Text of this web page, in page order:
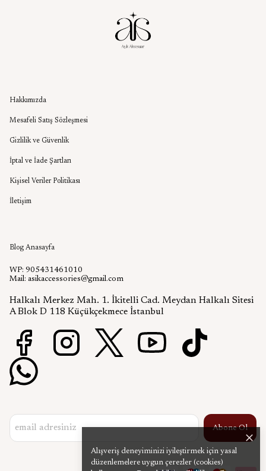
Alışveriş deneyiminizi iyileştirmek için yasal
düzenlemelere uygun çerezler (cookies)
Hakkımızda
Mesafeli Satış Sözleşmesi
Gizlilik ve Güvenlik
İptal ve İade Şartları
Kişisel Veriler Politikası
İletişim
Blog Anasayfa
WP: 905431461010
Mail: asikaccessories@gmail.com
Halkalı Merkez Mah. 1. İkitelli Cad. Meydan Halkalı Sitesi
A Blok D 118 Küçükçekmece İstanbul
Abone Ol